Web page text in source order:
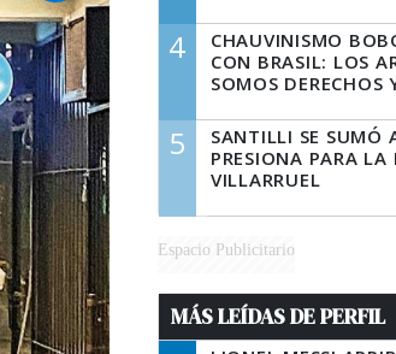
4
CHAUVINISMO
CON BRASIL: LOS
SOMOS DERECHOS
5
SANTILLI SE SUMÓ
PRESIONA PARA LA
VILLARRUEL
Espacio Publicitario
MÁS LEÍDAS DE PERFIL